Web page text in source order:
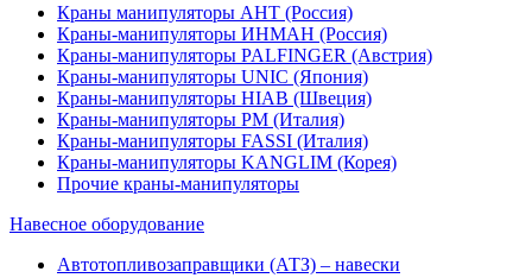
Краны манипуляторы АНТ (Россия)
Краны-манипуляторы ИНМАН (Россия)
Краны-манипуляторы PALFINGER (Австрия)
Краны-манипуляторы UNIC (Япония)
Краны-манипуляторы HIAB (Швеция)
Краны-манипуляторы PM (Италия)
Краны-манипуляторы FASSI (Италия)
Краны-манипуляторы KANGLIM (Корея)
Прочие краны-манипуляторы
Навесное оборудование
Автотопливозаправщики (АТЗ) – навески